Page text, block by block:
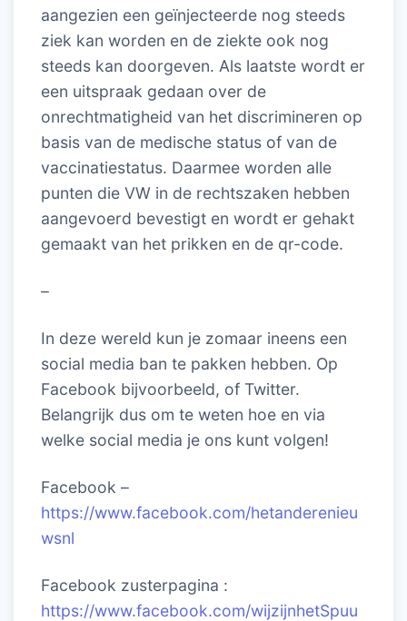
aangezien een geïnjecteerde nog steeds
ziek kan worden en de ziekte ook nog
steeds kan doorgeven. Als laatste wordt er
een uitspraak gedaan over de
onrechtmatigheid van het discrimineren op
basis van de medische status of van de
vaccinatiestatus. Daarmee worden alle
punten die VW in de rechtszaken hebben
aangevoerd bevestigt en wordt er gehakt
gemaakt van het prikken en de qr-code.
–
In deze wereld kun je zomaar ineens een
social media ban te pakken hebben. Op
Facebook bijvoorbeeld, of Twitter.
Belangrijk dus om te weten hoe en via
welke social media je ons kunt volgen!
Facebook –
https://www.facebook.com/hetanderenieu
wsnl
Facebook zusterpagina :
https://www.facebook.com/wijzijnhetSpuu